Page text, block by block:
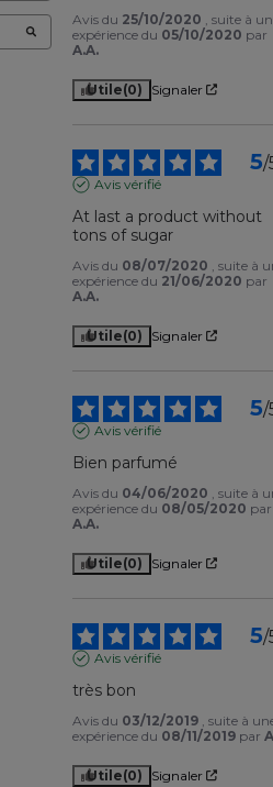
Avis du 25/10/2020
, suite à
expérience du 05/10/2020 par
A.A.
Utile(0) Signaler
5/
Avis vérifié
At last a product without
tons of sugar
Avis du 08/07/2020
, suite à
expérience du 21/06/2020 par
A.A.
Utile(0) Signaler
5/
Avis vérifié
Bien parfumé
Avis du 04/06/2020
, suite à
expérience du 08/05/2020 par
A.A.
Utile(0) Signaler
5/
Avis vérifié
très bon
Avis du 03/12/2019 , suite à
expérience du 08/11/2019 par
Utile(0) Signaler